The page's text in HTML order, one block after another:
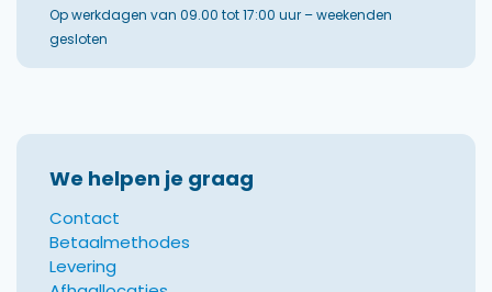
Op werkdagen van 09.00 tot 17:00 uur – weekenden
gesloten
We helpen je graag
Contact
Betaalmethodes
Levering